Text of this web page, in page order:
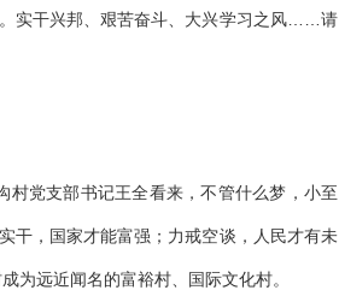
实干兴邦、艰苦奋斗、大兴学习之风……请
党支部书记王全看来，不管什么梦，小至
干，国家才能富强；力戒空谈，人民才有未
为远近闻名的富裕村、国际文化村。